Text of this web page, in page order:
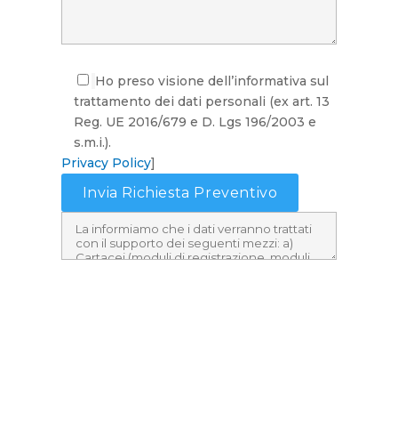
Ho preso visione dell’informativa sul
trattamento dei dati personali (ex art. 13
Reg. UE 2016/679 e D. Lgs 196/2003 e
s.m.i.).
Privacy Policy]